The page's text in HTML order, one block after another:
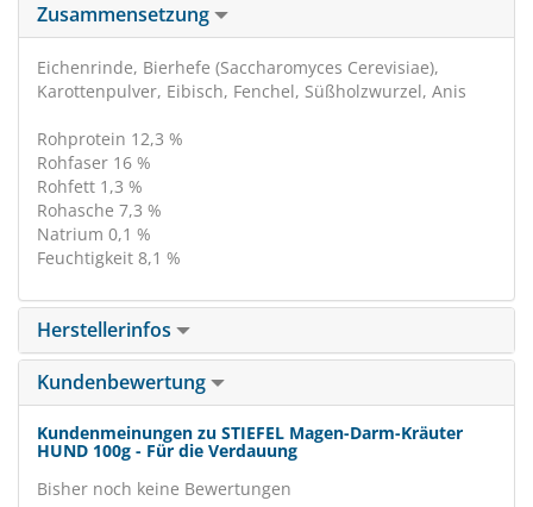
Zusammensetzung
Eichenrinde, Bierhefe (Saccharomyces Cerevisiae),
Karottenpulver, Eibisch, Fenchel, Süßholzwurzel, Anis
Rohprotein 12,3 %
Rohfaser 16 %
Rohfett 1,3 %
Rohasche 7,3 %
Natrium 0,1 %
Feuchtigkeit 8,1 %
Herstellerinfos
Kundenbewertung
Kundenmeinungen zu STIEFEL Magen-Darm-Kräuter
HUND 100g - Für die Verdauung
Bisher noch keine Bewertungen